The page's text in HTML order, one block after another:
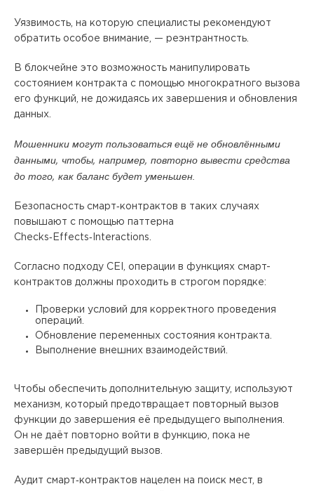
Уязвимость, на которую специалисты рекомендуют
обратить особое внимание, — реэнтрантность.
В блокчейне это возможность манипулировать
состоянием контракта с помощью многократного вызова
его функций, не дожидаясь их завершения и обновления
данных.
Мошенники могут пользоваться ещё не обновлёнными
данными, чтобы, например, повторно вывести средства
до того, как баланс будет уменьшен.
Безопасность смарт‑контрактов в таких случаях
повышают с помощью паттерна
Checks‑Effects‑Interactions.
Согласно подходу CEI, операции в функциях смарт-
контрактов должны проходить в строгом порядке:
Проверки условий для корректного проведения
операций.
Обновление переменных состояния контракта.
Выполнение внешних взаимодействий.
Чтобы обеспечить дополнительную защиту, используют
механизм, который предотвращает повторный вызов
функции до завершения её предыдущего выполнения.
Он не даёт повторно войти в функцию, пока не
завершён предыдущий вызов.
Аудит смарт‑контрактов нацелен на поиск мест, в